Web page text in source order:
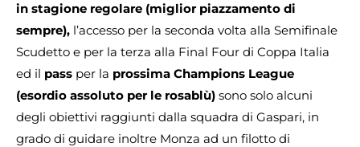
in stagione regolare (miglior piazzamento di
sempre), l’accesso per la seconda volta alla Semifinale
Scudetto e per la terza alla Final Four di Coppa Italia
ed il pass per la prossima Champions League
(esordio assoluto per le rosablù) sono solo alcuni
degli obiettivi raggiunti dalla squadra di Gaspari, in
grado di guidare inoltre Monza ad un filotto di